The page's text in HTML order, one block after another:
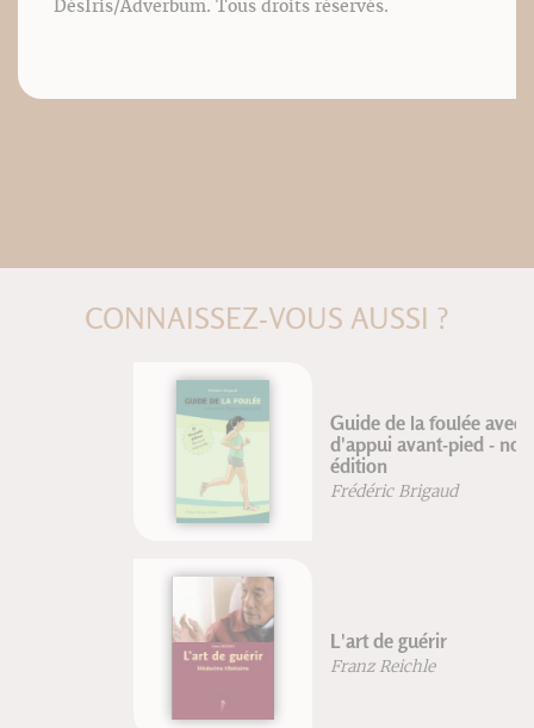
DésIris/Adverbum. Tous droits réservés.
CONNAISSEZ-VOUS AUSSI ?
Guide de la foulée avec prise
d'appui avant-pied - nouvelle
édition
Frédéric Brigaud
L'art de guérir
Franz Reichle